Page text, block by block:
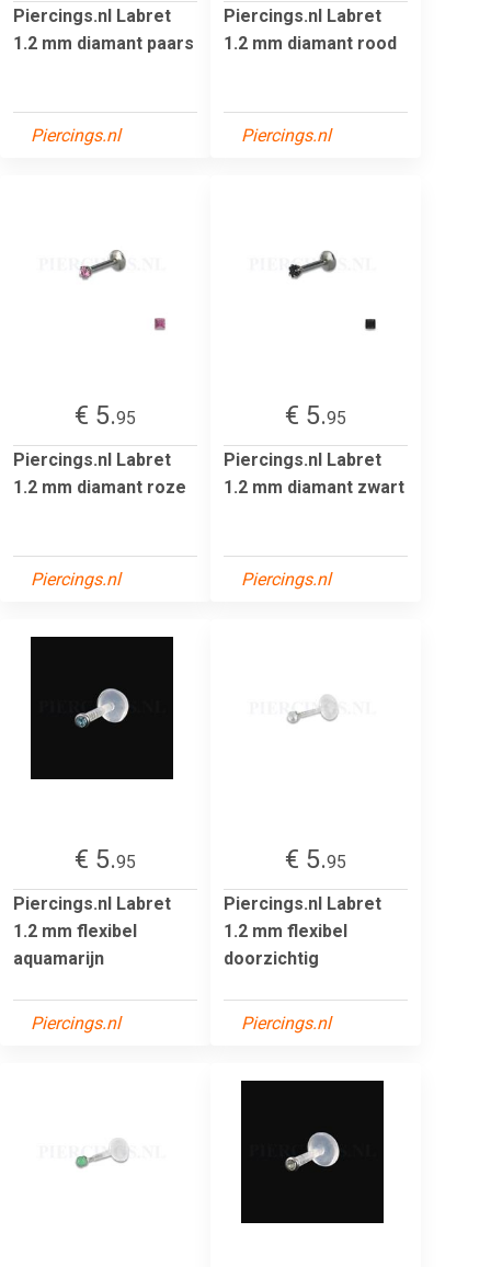
Piercings.nl Labret
1.2 mm diamant paars
Piercings.nl
Piercings.nl Labret
1.2 mm diamant rood
Piercings.nl
€ 5.95
Piercings.nl Labret
1.2 mm diamant roze
Piercings.nl
€ 5.95
Piercings.nl Labret
1.2 mm diamant zwart
Piercings.nl
€ 5.95
Piercings.nl Labret
1.2 mm flexibel
aquamarijn
Piercings.nl
€ 5.95
Piercings.nl Labret
1.2 mm flexibel
doorzichtig
Piercings.nl